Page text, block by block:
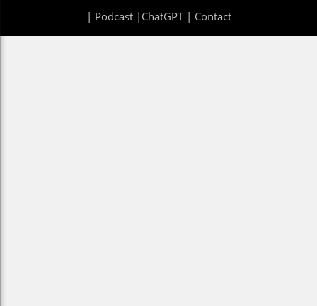
| Podcast| ChatGPT| Contact